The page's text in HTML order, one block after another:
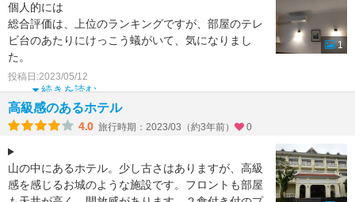
個人的には
総合評価は、上位のランキングですが、部屋のテレ
ビ台のあたりにけっこう蟻がいて、気になりまし
た。
フロントの方もレストランのスタッフの方も感じ良
いサービスでした。
洗濯機もあって、洗剤
続きを読む
投稿日:2023/05/12
1
高級感のあるホテル
4.0 旅行時期：2023/03（約3年前） 0
山の中にあるホテル。少し古さはありますが、高級
感を感じるお城のような施設です。フロントも部屋